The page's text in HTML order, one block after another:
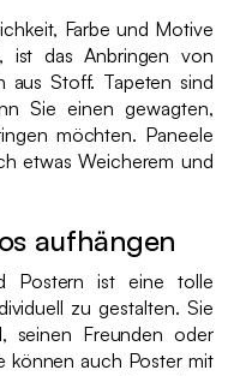
Farbe und Motive
ist das Anbringen von
aus Stoff. Tapeten sind
Sie einen gewagten,
möchten. Paneele
etwas Weicherem und
aufhängen
Postern ist eine tolle
zu gestalten. Sie
, seinen Freunden oder
können auch Poster mit